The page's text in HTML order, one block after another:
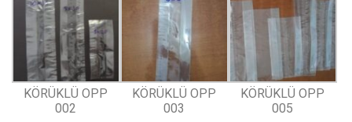
KÖRÜKLÜ OPP
002
KÖRÜKLÜ OPP
003
KÖRÜKLÜ OPP
005